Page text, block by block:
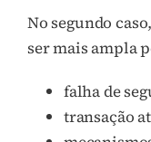
No segundo
ser mais ampla
falha de
transação